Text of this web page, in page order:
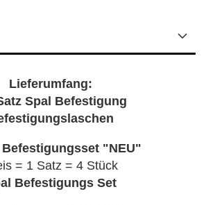
Lieferumfang:
Spal Befestigung
"NEU"
= 1 Satz = 4 Stück
Befestigungs Set